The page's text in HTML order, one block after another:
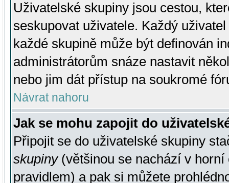
Uživatelské skupiny jsou cestou,
seskupovat uživatele. Každý
každé skupině může být definován
administrátorům snáze nastavit
nebo jim dát přístup na soukromé
Návrat nahoru
Jak se mohu zapojit do
Připojit se do uživatelské skupiny
skupiny(většinou se nachází v horní
pravidlem) a pak si můžete